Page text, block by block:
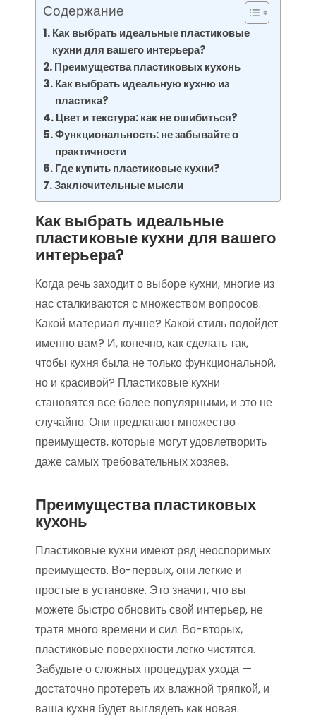
Содержание
Как выбрать идеальные пластиковые
кухни для вашего интерьера?
Преимущества пластиковых кухонь
Как выбрать идеальную кухню из
пластика?
Цвет и текстура: как не ошибиться?
Функциональность: не забывайте о
практичности
Где купить пластиковые кухни?
Заключительные мысли
Как выбрать идеальные
пластиковые кухни для вашего
интерьера?
Когда речь заходит о выборе кухни, многие из
нас сталкиваются с множеством вопросов.
Какой материал лучше? Какой стиль подойдет
именно вам? И, конечно, как сделать так,
чтобы кухня была не только функциональной,
но и красивой? Пластиковые кухни
становятся все более популярными, и это не
случайно. Они предлагают множество
преимуществ, которые могут удовлетворить
даже самых требовательных хозяев.
Преимущества пластиковых
кухонь
Пластиковые кухни имеют ряд неоспоримых
преимуществ. Во-первых, они легкие и
простые в установке. Это значит, что вы
можете быстро обновить свой интерьер, не
тратя много времени и сил. Во-вторых,
пластиковые поверхности легко чистятся.
Забудьте о сложных процедурах ухода —
достаточно протереть их влажной тряпкой, и
ваша кухня будет выглядеть как новая.